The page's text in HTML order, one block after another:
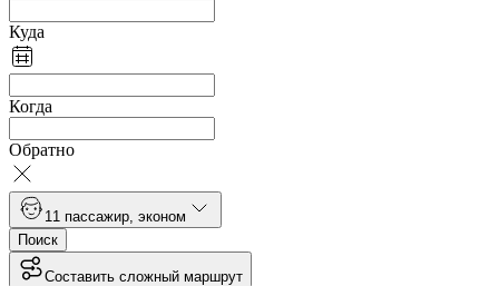
Куда
Когда
Обратно
1 1 пассажир эконом
Поиск
Составить сложный маршрут